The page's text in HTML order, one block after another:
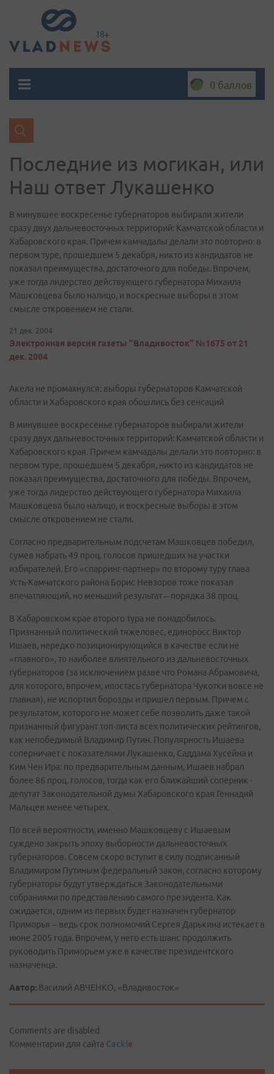
0 баллов
Последние из могикан, или
Наш ответ Лукашенко
В минувшее воскресенье губернаторов выбирали жители
сразу двух дальневосточных территорий: Камчатской области и
Хабаровского края. Причем камчадалы делали это повторно: в
первом туре, прошедшем 5 декабря, никто из кандидатов не
показал преимущества, достаточного для победы. Впрочем,
уже тогда лидерство действующего губернатора Михаила
Машковцева было налицо, и воскресные выборы в этом
смысле откровением не стали.
21 дек. 2004
Электронная версия газеты "Владивосток" №1675 от 21
дек. 2004
Акела не промахнулся: выборы губернаторов Камчатской
области и Хабаровского края обошлись без сенсаций
В минувшее воскресенье губернаторов выбирали жители
сразу двух дальневосточных территорий: Камчатской области и
Хабаровского края. Причем камчадалы делали это повторно: в
первом туре, прошедшем 5 декабря, никто из кандидатов не
показал преимущества, достаточного для победы. Впрочем,
уже тогда лидерство действующего губернатора Михаила
Машковцева было налицо, и воскресные выборы в этом
смысле откровением не стали.
Согласно предварительным подсчетам Машковцев победил,
сумев набрать 49 проц. голосов пришедших на участки
избирателей. Его «спарринг-партнер» по второму туру глава
Усть-Камчатского района Борис Невзоров тоже показал
впечатляющий, но меньший результат – порядка 38 проц.
В Хабаровском крае второго тура не понадобилось.
Признанный политический тяжеловес, единоросс Виктор
Ишаев, нередко позиционирующийся в качестве если не
«главного», то наиболее влиятельного из дальневосточных
губернаторов (за исключением разве что Романа Абрамовича,
для которого, впрочем, ипостась губернатора Чукотки вовсе не
главная), не испортил борозды и пришел первым. Причем с
результатом, которого не может себе позволить даже такой
признанный фигурант топ-листа всех политических рейтингов,
как непобедимый Владимир Путин. Популярность Ишаева
соперничает с показателями Лукашенко, Саддама Хусейна и
Ким Чен Ира: по предварительным данным, Ишаев набрал
более 86 проц. голосов, тогда как его ближайший соперник -
депутат Законодательной думы Хабаровского края Геннадий
Мальцев менее четырех.
По всей вероятности, именно Машковцеву с Ишаевым
суждено закрыть эпоху выборности дальневосточных
губернаторов. Совсем скоро вступит в силу подписанный
Владимиром Путиным федеральный закон, согласно которому
губернаторы будут утверждаться Законодательными
собраниями по представлению самого президента. Как
ожидается, одним из первых будет назначен губернатор
Приморья – ведь срок полномочий Сергея Дарькина истекает в
июне 2005 года. Впрочем, у него есть шанс продолжить
руководить Приморьем уже в качестве президентского
назначенца.
Автор: Василий АВЧЕНКО, «Владивосток»
Comments are disabled
Комментарии для сайта Cackle